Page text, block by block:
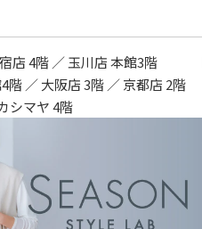
店 4階 ／ 玉川店 本館3階
階 ／ 大阪店 3階 ／ 京都店 2階
シマヤ 4階